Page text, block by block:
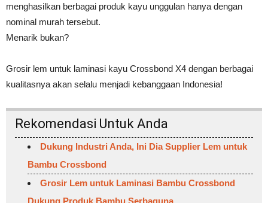
menghasilkan berbagai produk kayu unggulan hanya dengan
nominal murah tersebut.
Menarik bukan?
Grosir lem untuk laminasi kayu Crossbond X4 dengan berbagai
kualitasnya akan selalu menjadi kebanggaan Indonesia!
Rekomendasi Untuk Anda
Dukung Industri Anda, Ini Dia Supplier Lem untuk
Bambu Crossbond
Grosir Lem untuk Laminasi Bambu Crossbond
Dukung Produk Bambu Serbaguna